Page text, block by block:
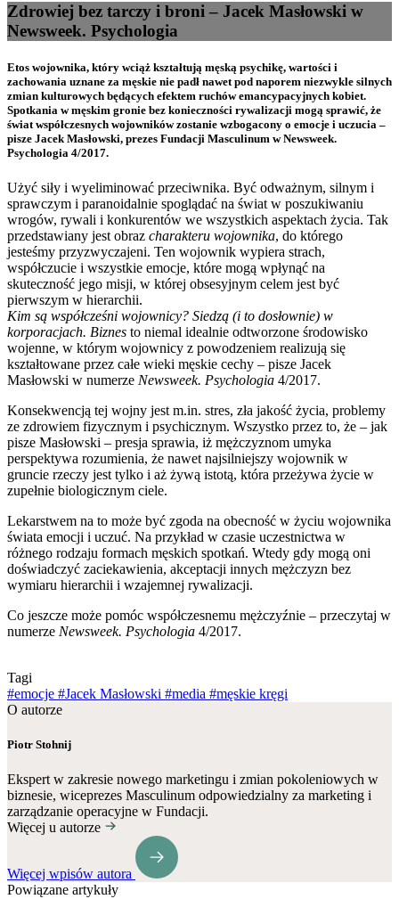
Zdrowiej bez tarczy i broni – Jacek Masłowski w
Newsweek. Psychologia
Etos wojownika, który wciąż kształtują męską psychikę, wartości i
zachowania uznane za męskie nie padł nawet pod naporem niezwykle silnych
zmian kulturowych będących efektem ruchów emancypacyjnych kobiet.
Spotkania w męskim gronie bez konieczności rywalizacji mogą sprawić, że
świat współczesnych wojowników zostanie wzbogacony o emocje i uczucia –
pisze Jacek Masłowski, prezes Fundacji Masculinum w Newsweek.
Psychologia 4/2017.
Użyć siły i wyeliminować przeciwnika. Być odważnym, silnym i
sprawczym i paranoidalnie spoglądać na świat w poszukiwaniu
wrogów, rywali i konkurentów we wszystkich aspektach życia. Tak
przedstawiany jest obraz charakteru wojownika, do którego
jesteśmy przyzwyczajeni. Ten wojownik wypiera strach,
współczucie i wszystkie emocje, które mogą wpłynąć na
skuteczność jego misji, w której obsesyjnym celem jest być
pierwszym w hierarchii.
Kim są współcześni wojownicy? Siedzą (i to dosłownie) w
korporacjach. Biznes to niemal idealnie odtworzone środowisko
wojenne, w którym wojownicy z powodzeniem realizują się
kształtowane przez całe wieki męskie cechy – pisze Jacek
Masłowski w numerze Newsweek. Psychologia 4/2017.
Konsekwencją tej wojny jest m.in. stres, zła jakość życia, problemy
ze zdrowiem fizycznym i psychicznym. Wszystko przez to, że – jak
pisze Masłowski – presja sprawia, iż mężczyznom umyka
perspektywa rozumienia, że nawet najsilniejszy wojownik w
gruncie rzeczy jest tylko i aż żywą istotą, która przeżywa życie w
zupełnie biologicznym ciele.
Lekarstwem na to może być zgoda na obecność w życiu wojownika
świata emocji i uczuć. Na przykład w czasie uczestnictwa w
różnego rodzaju formach męskich spotkań. Wtedy gdy mogą oni
doświadczyć zaciekawienia, akceptacji innych mężczyzn bez
wymiaru hierarchii i wzajemnej rywalizacji.
Co jeszcze może pomóc współczesnemu mężczyźnie – przeczytaj w
numerze Newsweek. Psychologia 4/2017.
Tagi
#emocje #Jacek Masłowski #media #męskie kręgi
O autorze
Piotr Stohnij
Ekspert w zakresie nowego marketingu i zmian pokoleniowych w
biznesie, wiceprezes Masculinum odpowiedzialny za marketing i
zarządzanie operacyjne w Fundacji.
Więcej u autorze
Więcej wpisów autora
Powiązane artykuły